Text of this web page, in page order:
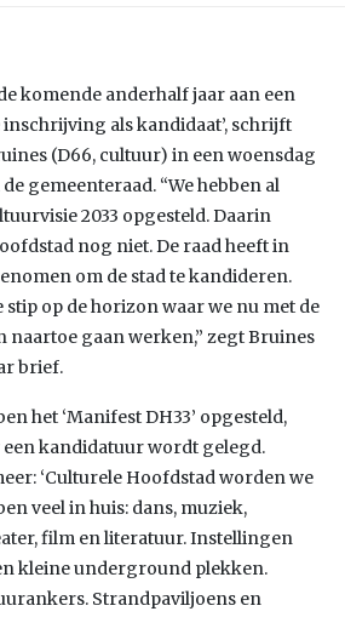
komende anderhalf jaar aan een
als kandidaat’, schrijft
(D66, cultuur) in een woensdag
gemeenteraad. “We hebben al
2033 opgesteld. Daarin
nog niet. De raad heeft in
om de stad te kandideren.
stip op de horizon waar we nu met de
gaan werken,” zegt Bruines
brief.
het ‘Manifest DH33’ opgesteld,
een kandidatuur wordt gelegd.
‘Culturele Hoofdstad worden we
veel in huis: dans, muziek,
film en literatuur. Instellingen
kleine underground plekken.
Strandpaviljoens en